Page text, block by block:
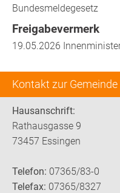
Kontakt zur Gemeinde
Hausanschrift:
Rathausgasse 9
73457 Essingen
Telefon: 07365/83-0
Telefax: 07365/8327
Bundesmeldegesetz
Freigabevermerk
19.05.2026